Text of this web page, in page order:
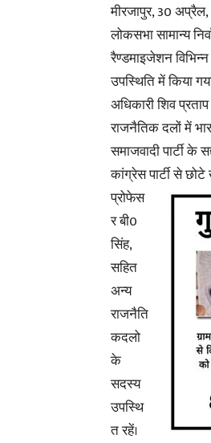
मीरजापुर, 30
लोकसभा सामान्य
रैण्डमाइजेशन
उपस्थिति में किया
अधिकारी शिव
राजनैतिक दलों में
समाजवादी पार्टी के
कांग्रेस पार्टी से
प्रोफेस
र बी0
सिंह,
सहित
अन्य
राजनैति
कदलो
के
सदस्य
उपस्थि
त रहें।